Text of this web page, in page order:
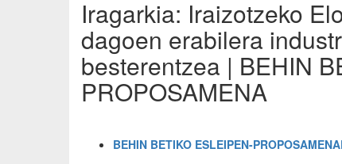
Iragarkia: Iraizotzeko
dagoen erabilera
besterentzea | BEHIN
PROPOSAMENA
BEHIN BETIKO ESLEIPEN-